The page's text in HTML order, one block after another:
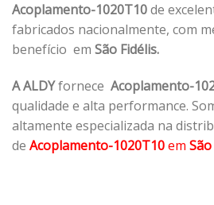
Acoplamento-1020T10de
fabricados nacionalmente, com
benefício em São Fidélis.
A ALDYfornece Acoplamento-
qualidade e alta performance.
altamente especializada na
de Acoplamento-1020T10em